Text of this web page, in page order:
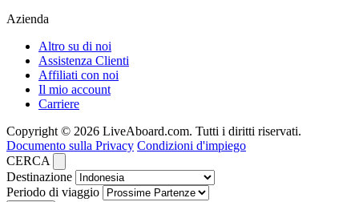
Azienda
Altro su di noi
Assistenza Clienti
Affiliati con noi
Il mio account
Carriere
Copyright © 2026 LiveAboard.com. Tutti i diritti riservati.
Documento sulla Privacy Condizioni d'impiego
CERCA
Destinazione
Periodo di viaggio